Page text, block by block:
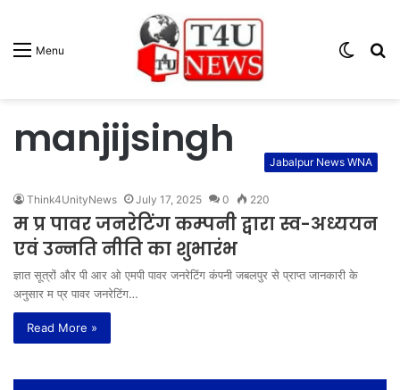
Menu
Switch
manjijsingh Jabalpur News WNA
Think4UnityNews July 17, 2025 0 220
म प्र पावर जनरेटिंग कम्पनी द्वारा स्व-अध्ययन
एवं उन्नति नीति का शुभारंभ
ज्ञात सूत्रों और पी आर ओ एमपी पावर जनरेटिंग कंपनी जबलपुर से प्राप्त जानकारी के
अनुसार म प्र पावर जनरेटिंग…
Read More »